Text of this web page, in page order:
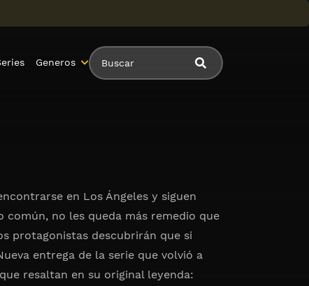
Generos
en Los Ángeles y siguen
común, no les queda más remedio que
protagonistas descubrirán que si
entrega de la serie que volvió a
resaltan en su original leyenda: